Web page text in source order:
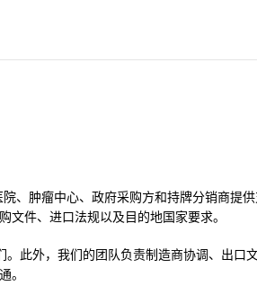
、肿瘤中心、政府采购方和持牌分销商提
件、进口法规以及目的地国家要求。
此外，我们的团队负责制造商协调、出口
。